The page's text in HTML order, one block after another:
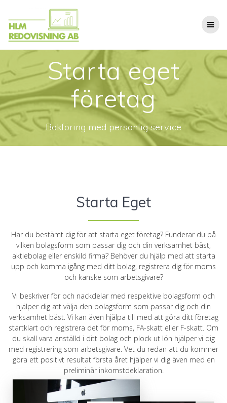
Starta eget
företag
Bokföring med personlig service
Starta Eget
Har du bestämt dig för att starta eget företag? Funderar du på
vilken bolagsform som passar dig och din verksamhet bäst,
aktiebolag eller enskild firma? Behöver du hjälp med att starta
upp och komma igång med ditt bolag, registrera dig för moms
och kanske som arbetsgivare?
Vi beskriver för och nackdelar med respektive bolagsform och
hjälper dig att välja den bolagsform som passar dig och din
verksamhet bäst. Vi kan även hjälpa till med att göra ditt företag
startklart och registrera det för moms, FA-skatt eller F-skatt. Om
du skall vara anställd i ditt bolag och plock ut lön hjälper vi dig
med registrering som arbetsgivare. Vet du redan att du kommer
göra ett positivt resultat första året hjälper vi dig även med en
preliminär inkomstdeklaration.